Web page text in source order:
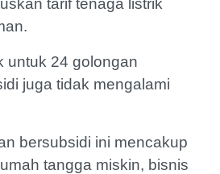
tarif tenaga listrik
untuk 24 golongan
juga tidak mengalami
bersubsidi ini mencakup
tangga miskin, bisnis